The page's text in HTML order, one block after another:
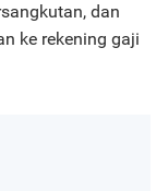
dan
ke rekening gaji